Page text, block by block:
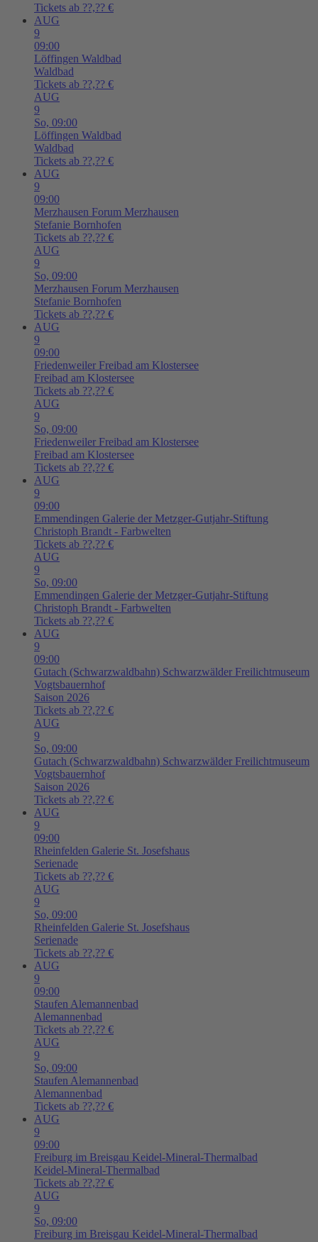
Tickets ab ??,?? €
AUG
9
09:00
Löffingen Waldbad
Waldbad
Tickets ab ??,?? €
AUG
9
So, 09:00
Löffingen Waldbad
Waldbad
Tickets ab ??,?? €
AUG
9
09:00
Merzhausen Forum Merzhausen
Stefanie Bornhofen
Tickets ab ??,?? €
AUG
9
So, 09:00
Merzhausen Forum Merzhausen
Stefanie Bornhofen
Tickets ab ??,?? €
AUG
9
09:00
Friedenweiler Freibad am Klostersee
Freibad am Klostersee
Tickets ab ??,?? €
AUG
9
So, 09:00
Friedenweiler Freibad am Klostersee
Freibad am Klostersee
Tickets ab ??,?? €
AUG
9
09:00
Emmendingen Galerie der Metzger-Gutjahr-Stiftung
Christoph Brandt - Farbwelten
Tickets ab ??,?? €
AUG
9
So, 09:00
Emmendingen Galerie der Metzger-Gutjahr-Stiftung
Christoph Brandt - Farbwelten
Tickets ab ??,?? €
AUG
9
09:00
Gutach (Schwarzwaldbahn) Schwarzwälder Freilichtmuseum
Vogtsbauernhof
Saison 2026
Tickets ab ??,?? €
AUG
9
So, 09:00
Gutach (Schwarzwaldbahn) Schwarzwälder Freilichtmuseum
Vogtsbauernhof
Saison 2026
Tickets ab ??,?? €
AUG
9
09:00
Rheinfelden Galerie St. Josefshaus
Serienade
Tickets ab ??,?? €
AUG
9
So, 09:00
Rheinfelden Galerie St. Josefshaus
Serienade
Tickets ab ??,?? €
AUG
9
09:00
Staufen Alemannenbad
Alemannenbad
Tickets ab ??,?? €
AUG
9
So, 09:00
Staufen Alemannenbad
Alemannenbad
Tickets ab ??,?? €
AUG
9
09:00
Freiburg im Breisgau Keidel-Mineral-Thermalbad
Keidel-Mineral-Thermalbad
Tickets ab ??,?? €
AUG
9
So, 09:00
Freiburg im Breisgau Keidel-Mineral-Thermalbad